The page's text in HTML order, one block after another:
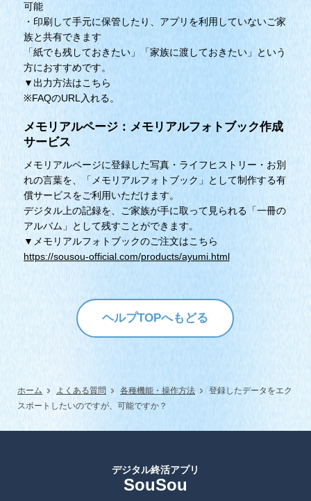
可能
・印刷して手元に保管したり、アプリを利用していないご家
族と共有できます
「紙でも残しておきたい」「家族に渡しておきたい」という
方におすすめです。
▼出力方法はこちら
※FAQのURL入れる。
メモリアルページ：メモリアルフォトブック作成
サービス
メモリアルページに登録した写真・ライフヒストリー・お別
れの言葉を、「メモリアルフォトブック」として制作する有
償サービスをご利用いただけます。
デジタル上の記録を、ご家族が手に取って見られる「一冊の
アルバム」として残すことができます。
▼メモリアルフォトブックのご注文はこちら
https://sousou-official.com/products/ayumi.html
ヘルプTOPへもどる
ホーム よくある質問 各種機能・操作方法
登録したデータをエク
スポートしたいのですが、可能ですか？
デジタル終活アプリ
SouSou